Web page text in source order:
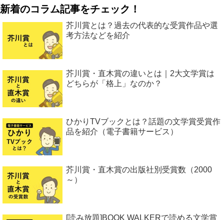
新着のコラム記事をチェック！
芥川賞とは？過去の代表的な受賞作品や選
考方法などを紹介
芥川賞・直木賞の違いとは｜2大文学賞は
どちらが「格上」なのか？
ひかりTVブックとは？話題の文学賞受賞作
品を紹介（電子書籍サービス）
芥川賞・直木賞の出版社別受賞数（2000
～）
[読み放題]BOOK WALKERで読める文学賞